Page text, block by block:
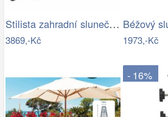
Stilista zahradní slunečník 350 cm…
3869,-Kč 1973,-Kč
- 16%